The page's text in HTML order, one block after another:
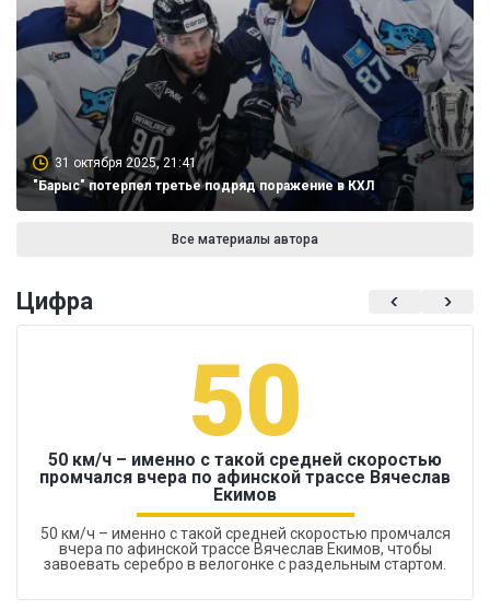
31 октября 2025, 21:41
"Барыс" потерпел третье подряд поражение в КХЛ
Все материалы автора
Цифра
50
50 км/ч – именно с такой средней скоростью
промчался вчера по афинской трассе Вячеслав
Екимов
50 км/ч – именно с такой средней скоростью промчался
вчера по афинской трассе Вячеслав Екимов, чтобы
завоевать серебро в велогонке с раздельным стартом.